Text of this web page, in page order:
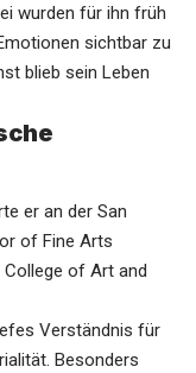
wurden für ihn früh
sichtbar zu
blieb sein Leben
er an der San
of Fine Arts
of Art and
Verständnis für
Besonders